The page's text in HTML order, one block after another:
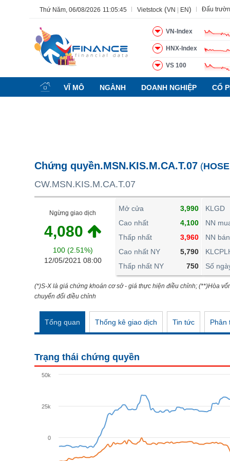
Thứ Năm, 06/08/2026 11:05:46 Vietstock (VN EN) Đấu
VN-Index
HNX-Index
VS 100
VĨ MÔ NGÀNH DOANH NGHIỆP CỔ
Chứng quyền.MSN.KIS.M.CA.T.07 (
CW.MSN.KIS.M.CA.T.07
Ngừng giao dịch
4,080
100 (2.51%)
12/05/2021 08:00
Mở cửa
3,990
Cao nhất
4,100
Thấp nhất
3,960
Cao nhất NY
5,790
Thấp nhất NY
750
KLGD
NN
NN bán
Số
(*)S-X là giá chứng khoán cơ sở - giá thực hiện điều chỉnh; (**)Hòa
chuyển đổi điều chỉnh
Tổng quan Thống kê giao dịch Tin tức Phân
Trạng thái chứng quyền
0
25k
50k
Tính năng Ngành Mã chứng khoán Lãnh
BẤT ĐỘNG SẢN
TÀI CHÍNH
KINH TẾ
THẾ GIỚI
ĐÔNG DƯƠNG
PHÂN TÍCH
VS-SECTOR
NGUYÊN VẬT LIỆU
TIÊU DÙNG KHÔNG THIẾT YẾU
TIÊU DÙNG THIẾT YẾU
CHĂM SÓC SỨC KHỎE